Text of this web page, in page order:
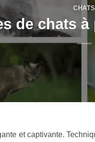
de chats
et captivante.